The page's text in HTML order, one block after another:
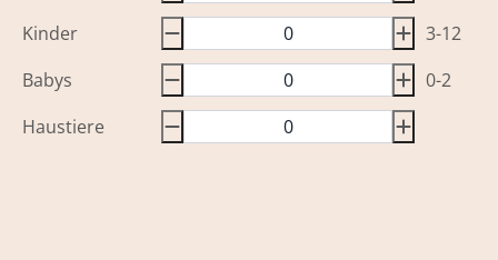
Kinder
3-12
Babys
0-2
Haustiere